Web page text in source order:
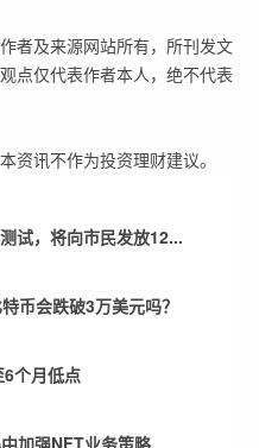
者及来源网站所有，所刊发文
点仅代表作者本人，绝不代表
资讯不作为投资理财建议。
试，将向市民发放12...
币会跌破3万美元吗？
个月低点
加强NFT业务策略